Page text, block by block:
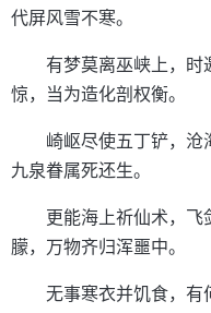
代屏风雪不寒。
有梦莫离巫峡上，时
惊，当为造化剖权衡。
崎岖尽使五丁铲，沧
九泉眷属死还生。
更能海上祈仙术，飞
朦，万物齐归浑噩中。
无事寒衣并饥食，有